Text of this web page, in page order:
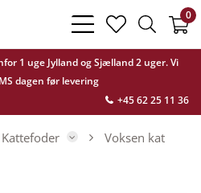
1 uge Jylland og Sjælland 2 uger. Vi
dagen før levering
+45 62 25 11 36
bars
light
heart
light
search
light
0
Kattefoder Voksen kat